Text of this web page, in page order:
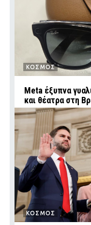
ΚΟΣΜΟΣ
Meta έξυπνα
και θέατρα στη
ΚΟΣΜΟΣ